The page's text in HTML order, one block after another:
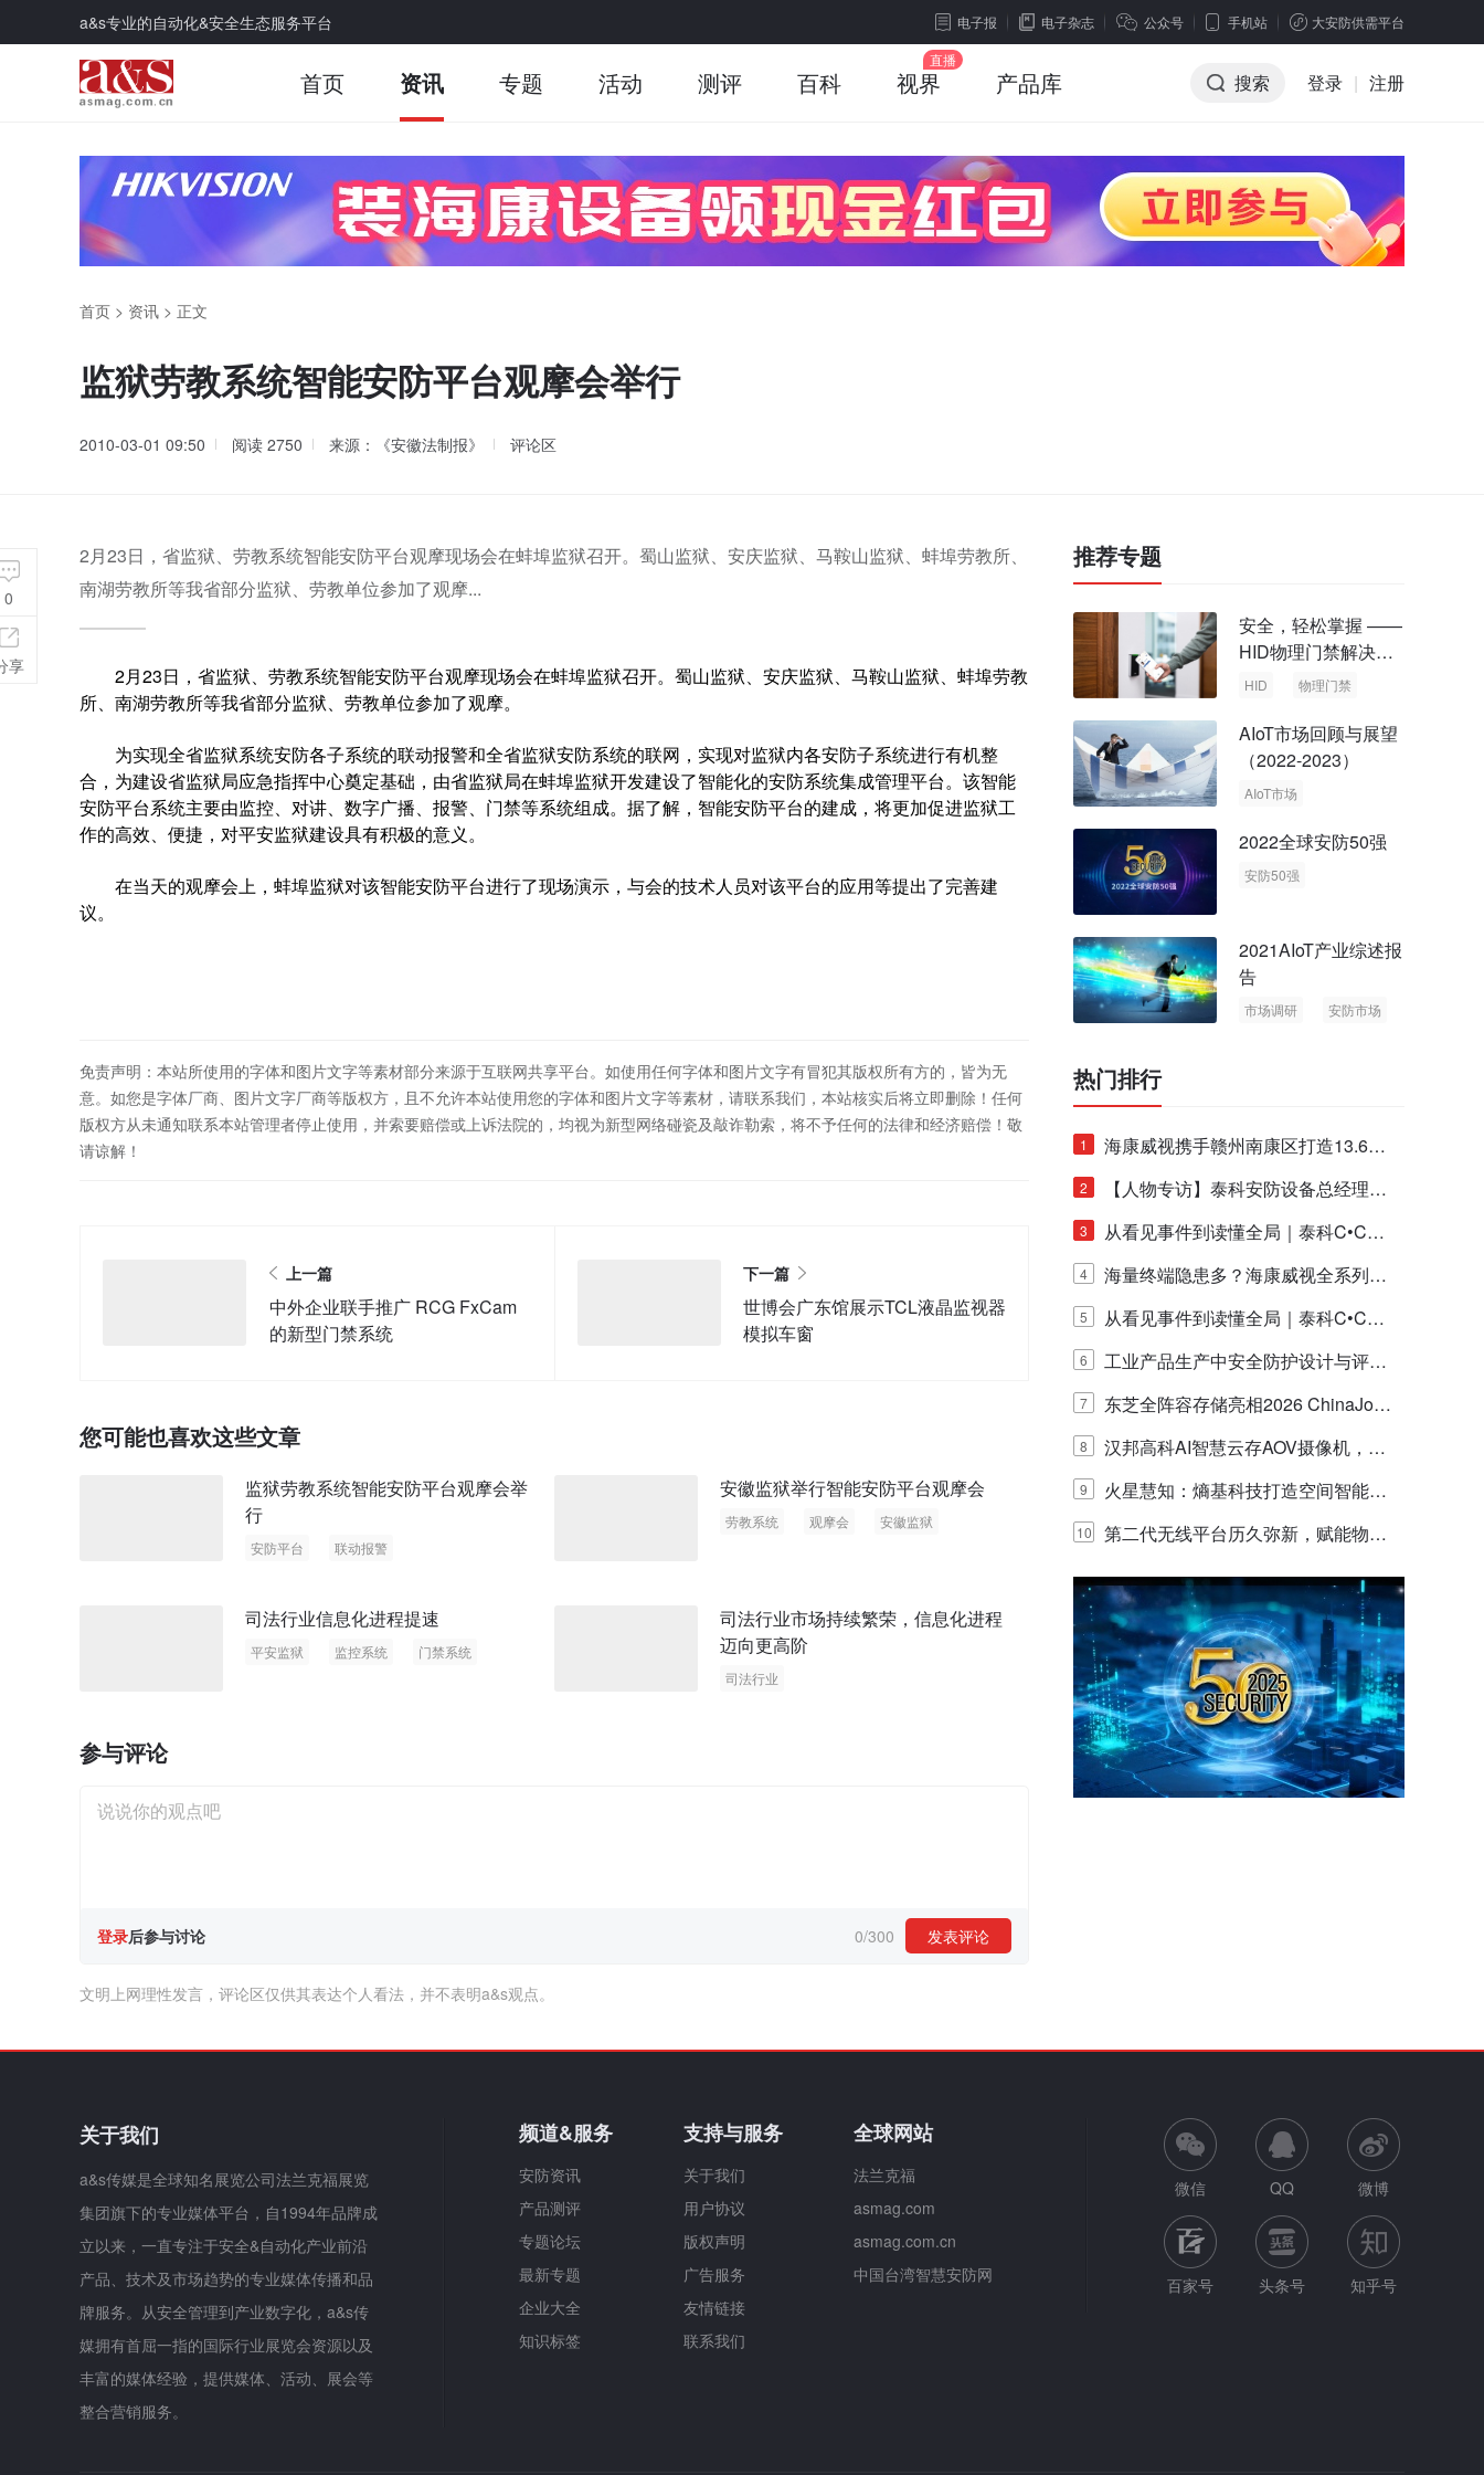
a&s专业的自动化&安全生态服务平台 电子报 电子杂志 公众号 手机站 大安防供需平台
首页 资讯 专题 活动 测评 百科 视界 产品库 搜索 登录 | 注册
首页 > 资讯 > 正文
监狱劳教系统智能安防平台观摩会举行
2010-03-01 09:50 阅读 2750 来源：《安徽法制报》 评论区
2月23日，省监狱、劳教系统智能安防平台观摩现场会在蚌埠监狱召开。蜀山监狱、安庆监狱、马鞍山监狱、蚌埠劳教所、
南湖劳教所等我省部分监狱、劳教单位参加了观摩...
2月23日，省监狱、劳教系统智能安防平台观摩现场会在蚌埠监狱召开。蜀山监狱、安庆监狱、马鞍山监狱、蚌埠劳教
所、南湖劳教所等我省部分监狱、劳教单位参加了观摩。
为实现全省监狱系统安防各子系统的联动报警和全省监狱安防系统的联网，实现对监狱内各安防子系统进行有机整
合，为建设省监狱局应急指挥中心奠定基础，由省监狱局在蚌埠监狱开发建设了智能化的安防系统集成管理平台。该智能
安防平台系统主要由监控、对讲、数字广播、报警、门禁等系统组成。据了解，智能安防平台的建成，将更加促进监狱工
作的高效、便捷，对平安监狱建设具有积极的意义。
在当天的观摩会上，蚌埠监狱对该智能安防平台进行了现场演示，与会的技术人员对该平台的应用等提出了完善建
议。
免责声明：本站所使用的字体和图片文字等素材部分来源于互联网共享平台。如使用任何字体和图片文字有冒犯其版权所有方的，皆为无
意。如您是字体厂商、图片文字厂商等版权方，且不允许本站使用您的字体和图片文字等素材，请联系我们，本站核实后将立即删除！任何
版权方从未通知联系本站管理者停止使用，并索要赔偿或上诉法院的，均视为新型网络碰瓷及敲诈勒索，将不予任何的法律和经济赔偿！敬
请谅解！
上一篇
中外企业联手推广 RCG FxCam
的新型门禁系统
下一篇
世博会广东馆展示TCL液晶监视器
模拟车窗
您可能也喜欢这些文章
监狱劳教系统智能安防平台观摩会举
行
安防平台 联动报警
安徽监狱举行智能安防平台观摩会
劳教系统 观摩会 安徽监狱
司法行业信息化进程提速
平安监狱 监控系统 门禁系统
司法行业市场持续繁荣，信息化进程
迈向更高阶
司法行业
参与评论
登录后参与讨论 0/300 发表评论
文明上网理性发言，评论区仅供其表达个人看法，并不表明a&s观点。
0
享
推荐专题
安全，轻松掌握 ——
HID物理门禁解决方
案，启动智慧安全新
HID 物理门禁
AIoT市场回顾与展望
（2022-2023）
AIoT市场
2022全球安防50强
安防50强
2021AIoT产业综述报
告
市场调研
安防市场
热门排行
1
海康威视携手赣州南康区打造13.6公
里绿波网
2
【人物专访】泰科安防设备总经理张
宁解码安防出海新范式
3
从看见事件到读懂全局｜泰科C•CUR
E IQ 3.20开启安防运营智能新时代
4
海量终端隐患多？海康威视全系列物
联安全产品，四层守护更放心！
5
从看见事件到读懂全局｜泰科C•CUR
E IQ 3.20开启安防运营智能新时代
6
工业产品生产中安全防护设计与评估
的实践与探讨
7
东芝全阵容存储亮相2026 ChinaJo
y，以海量数据底座赋能“与AI同游”新
体验
8
汉邦高科AI智慧云存AOV摄像机，三
目太阳能多摄球机
9
火星慧知：熵基科技打造空间智能时
代的认知中枢
10
第二代无线平台历久弥新，赋能物联
网创新迭代
关于我们
a&s传媒是全球知名展览公司法兰克福展览
集团旗下的专业媒体平台，自1994年品牌成
立以来，一直专注于安全&自动化产业前沿
产品、技术及市场趋势的专业媒体传播和品
牌服务。从安全管理到产业数字化，a&s传
媒拥有首屈一指的国际行业展览会资源以及
丰富的媒体经验，提供媒体、活动、展会等
整合营销服务。
频道&服务
安防资讯
产品测评
专题论坛
最新专题
企业大全
知识标签
支持与服务
关于我们
用户协议
版权声明
广告服务
友情链接
联系我们
全球网站
法兰克福
asmag.com
asmag.com.cn
中国台湾智慧安防网
微信 QQ 微博
百家号 头条号 知乎号